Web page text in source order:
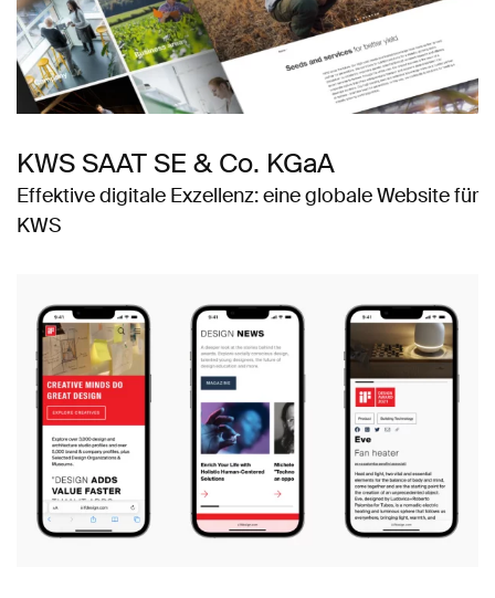
KWS SAAT SE & Co. KGaA
Effektive digitale Exzellenz: eine globale Website für
KWS